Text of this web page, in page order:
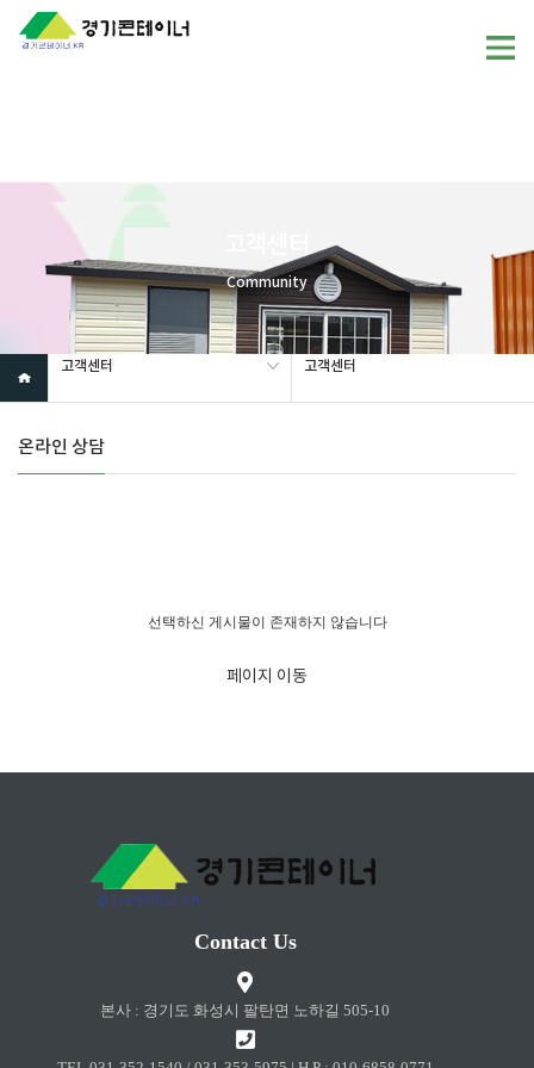
Warning: mysql_fetch_array(): supplied argument is not a valid
MySQL result resource in
/home/gunggictr/gungboard/view.php
Community
고객센터 고객센터
온라인 상담
선택하신 게시물이 존재하지 않습니다
페이지 이동
Contact Us
본사 : 경기도 화성시 팔탄면 노하길 505-10